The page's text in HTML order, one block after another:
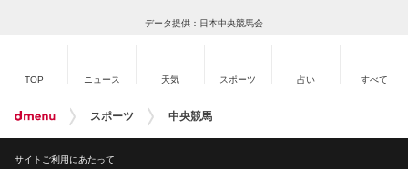
データ提供：日本中央競馬会
TOP ニュース 天気 スポーツ 占い すべて
スポーツ 中央競馬
サイトご利用にあたって